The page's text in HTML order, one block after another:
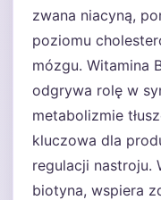
zwana niacyną,
poziomu
mózgu. Witamina
odgrywa rolę w
metabolizmie
kluczowa dla
regulacji nastroju.
biotyna, wspiera